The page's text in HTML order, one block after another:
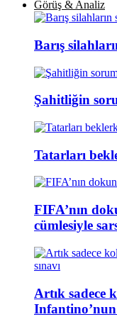
Görüş & Analiz
Barış
Şahitliğin
Tatarları
FIFA’nın
cümlesiyle
Artık sadece
Infantino’nun